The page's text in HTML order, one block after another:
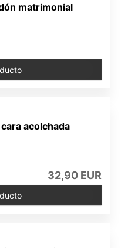
matrimonial
acolchada
32,90 EUR